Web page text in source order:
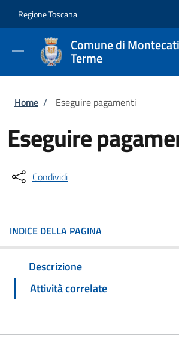
Regione Toscana
Comune di
Terme
Briciole di pane
Home / Eseguire pagamenti
Eseguire
Condividi
INDICE DELLA PAGINA
Descrizione
Attività correlate